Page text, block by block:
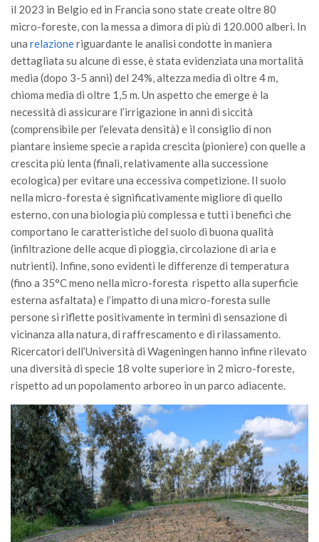
il 2023 in Belgio ed in Francia sono state create oltre 80
micro-foreste, con la messa a dimora di più di 120.000 alberi. In
una relazioneriguardante le analisi condotte in maniera
dettagliata su alcune di esse, è stata evidenziata una mortalità
media (dopo 3-5 anni) del 24%, altezza media di oltre 4 m,
chioma media di oltre 1,5 m. Un aspetto che emerge è la
necessità di assicurare l’irrigazione in anni di siccità
(comprensibile per l’elevata densità) e il consiglio di non
piantare insieme specie a rapida crescita (pioniere) con quelle a
crescita più lenta (finali, relativamente alla successione
ecologica) per evitare una eccessiva competizione. Il suolo
nella micro-foresta è significativamente migliore di quello
esterno, con una biologia più complessa e tutti i benefici che
comportano le caratteristiche del suolo di buona qualità
(infiltrazione delle acque di pioggia, circolazione di aria e
nutrienti). Infine, sono evidenti le differenze di temperatura
(fino a 35°C meno nella micro-foresta rispetto alla superficie
esterna asfaltata) e l’impatto di una micro-foresta sulle
persone si riflette positivamente in termini di sensazione di
vicinanza alla natura, di raffrescamento e di rilassamento.
Ricercatori dell’Università di Wageningen hanno infine rilevato
una diversità di specie 18 volte superiore in 2 micro-foreste,
rispetto ad un popolamento arboreo in un parco adiacente.